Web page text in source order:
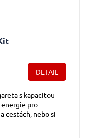
hvězdiček.
DETAIL
s kapacitou
pro
cestách, nebo si